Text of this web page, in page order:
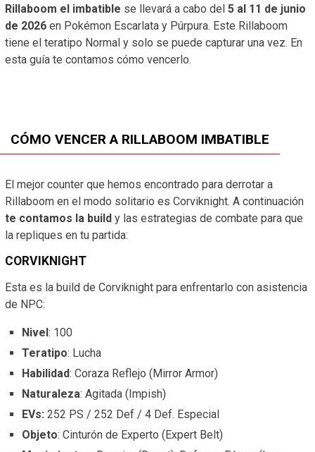
Rillaboom el imbatible se llevará a cabo del 5 al 11 de junio
de 2026 en Pokémon Escarlata y Púrpura. Este Rillaboom
tiene el teratipo Normal y solo se puede capturar una vez. En
esta guía te contamos cómo vencerlo.
CÓMO VENCER A RILLABOOM IMBATIBLE
El mejor counter que hemos encontrado para derrotar a
Rillaboom en el modo solitario es Corviknight. A continuación
te contamos la build y las estrategias de combate para que
la repliques en tu partida:
CORVIKNIGHT
Esta es la build de Corviknight para enfrentarlo con asistencia
de NPC:
Nivel: 100
Teratipo: Lucha
Habilidad: Coraza Reflejo (Mirror Armor)
Naturaleza: Agitada (Impish)
EVs: 252 PS / 252 Def / 4 Def. Especial
Objeto: Cinturón de Experto (Expert Belt)